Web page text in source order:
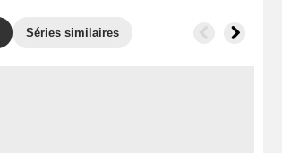
Séries similaires